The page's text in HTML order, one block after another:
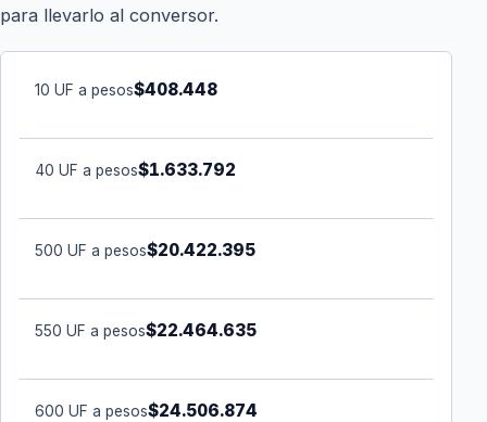
para llevarlo al conversor.
10 UF a pesos$408.448
40 UF a pesos$1.633.792
500 UF a pesos$20.422.395
550 UF a pesos$22.464.635
600 UF a pesos$24.506.874